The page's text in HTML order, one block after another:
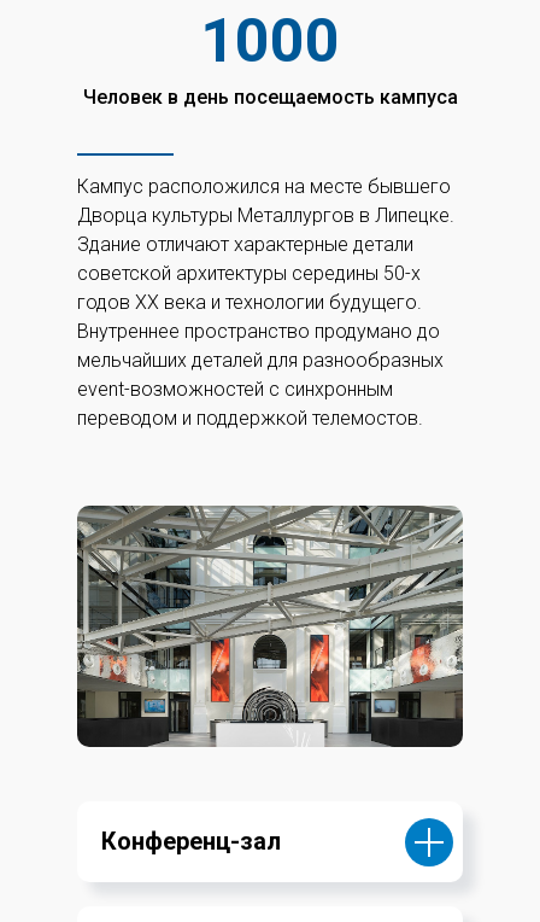
Человек в день посещаемость кампуса
1000
Кампус расположился на месте бывшего
Дворца культуры Металлургов в Липецке.
Здание отличают характерные детали
советской архитектуры середины 50-х
годов XX века и технологии будущего.
Внутреннее пространство продумано до
мельчайших деталей для разнообразных
event-возможностей с синхронным
переводом и поддержкой телемостов.
Конференц-зал